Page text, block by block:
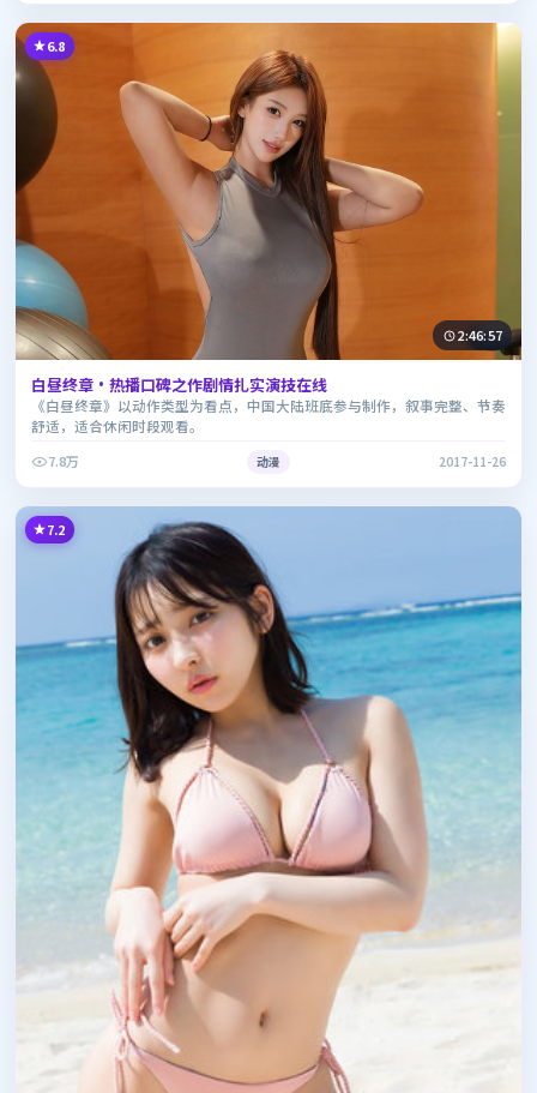
6.8
2:46:57
白昼终章·热播口碑之作剧情扎实演技在线
《白昼终章》以动作类型为看点，中国大陆班底参与制作，叙事完整、节奏
舒适，适合休闲时段观看。
7.8万
动漫 2017-11-26
7.2